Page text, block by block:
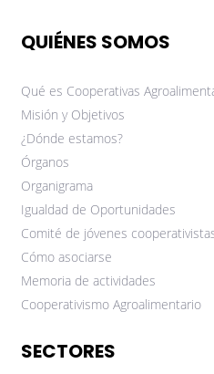
QUIÉNES SOMOS
Qué es Cooperativas
Misión y Objetivos
¿Dónde estamos?
Órganos
Organigrama
Igualdad de Oportunidades
Comité de jóvenes
Cómo asociarse
Memoria de actividades
Cooperativismo Agroalimentario
SECTORES